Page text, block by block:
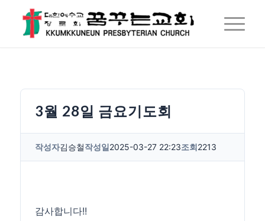
3월 28일 금요기도회
작성자김승철작성일2025-03-27 22:23조회2213
감사합니다!!